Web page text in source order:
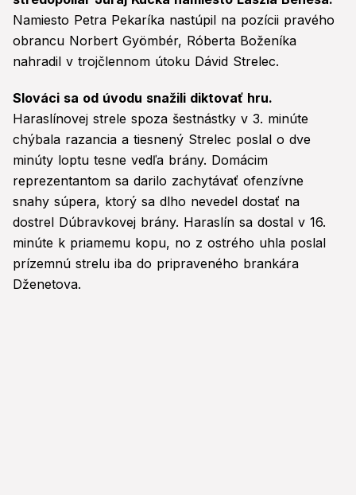
Namiesto Petra Pekaríka nastúpil na pozícii pravého
obrancu Norbert Gyömbér, Róberta Boženíka
nahradil v trojčlennom útoku Dávid Strelec.
Slováci sa od úvodu snažili diktovať hru.
Haraslínovej strele spoza šestnástky v 3. minúte
chýbala razancia a tiesnený Strelec poslal o dve
minúty loptu tesne vedľa brány. Domácim
reprezentantom sa darilo zachytávať ofenzívne
snahy súpera, ktorý sa dlho nevedel dostať na
dostrel Dúbravkovej brány. Haraslín sa dostal v 16.
minúte k priamemu kopu, no z ostrého uhla poslal
prízemnú strelu iba do pripraveného brankára
Dženetova.